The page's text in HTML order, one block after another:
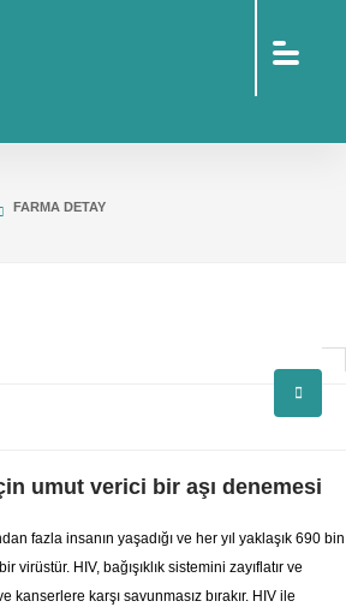
FARMA DETAY
umut verici bir aşı denemesi
fazla insanın yaşadığı ve her yıl yaklaşık 690 bin
virüstür. HIV, bağışıklık sistemini zayıflatır ve
karşı savunmasız bırakır. HIV ile
sohbet
elektronik